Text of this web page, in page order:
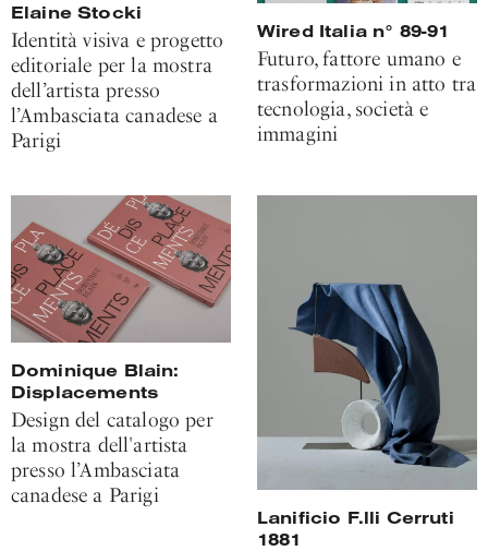
Elaine Stocki
Identità visiva e progetto
editoriale per la mostra
dell’artista presso
l’Ambasciata canadese a
Parigi
Wired Italia n° 89-91
Futuro, fattore umano e
trasformazioni in atto tra
tecnologia, società e
immagini
Dominique Blain:
Displacements
Design del catalogo per
la mostra dell'artista
presso l’Ambasciata
canadese a Parigi
Lanificio F.lli Cerruti
1881